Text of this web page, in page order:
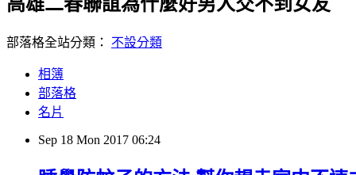
部落格全站分類： 不設分類
相簿
部落格
名片
Sep 18 Mon 2017 06:24